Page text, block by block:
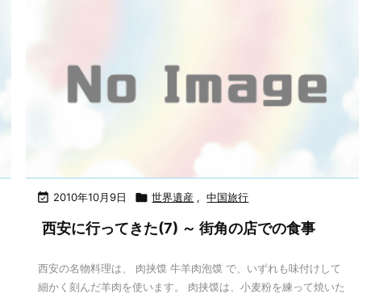
 2010年10月9日  世界遺産 , 中国旅行
西安に行ってきた(7) ～ 街角の店での食事
西安の名物料理は、 肉挟馍 牛羊肉泡馍 で、いずれも味付けして
細かく刻んだ羊肉を使います。 肉挟馍は、小麦粉を練って焼いた